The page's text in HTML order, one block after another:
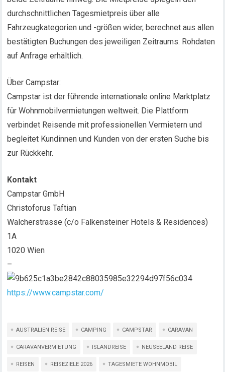
durchschnittlichen Tagesmietpreis über alle
Fahrzeugkategorien und -größen wider, berechnet aus allen
bestätigten Buchungen des jeweiligen Zeitraums. Rohdaten
auf Anfrage erhältlich.
Über Campstar:
Campstar ist der führende internationale online Marktplatz
für Wohnmobilvermietungen weltweit. Die Plattform
verbindet Reisende mit professionellen Vermietern und
begleitet Kundinnen und Kunden von der ersten Suche bis
zur Rückkehr.
Kontakt
Campstar GmbH
Christoforus Taftian
Walcherstrasse (c/o Falkensteiner Hotels & Residences)
1A
1020 Wien
–
https://www.campstar.com/
AUSTRALIEN REISE CAMPING CAMPSTAR CARAVAN
CARAVANVERMIETUNG ISLANDREISE NEUSEELAND REISE
REISEN REISEZIELE 2026 TAGESMIETE WOHNMOBIL